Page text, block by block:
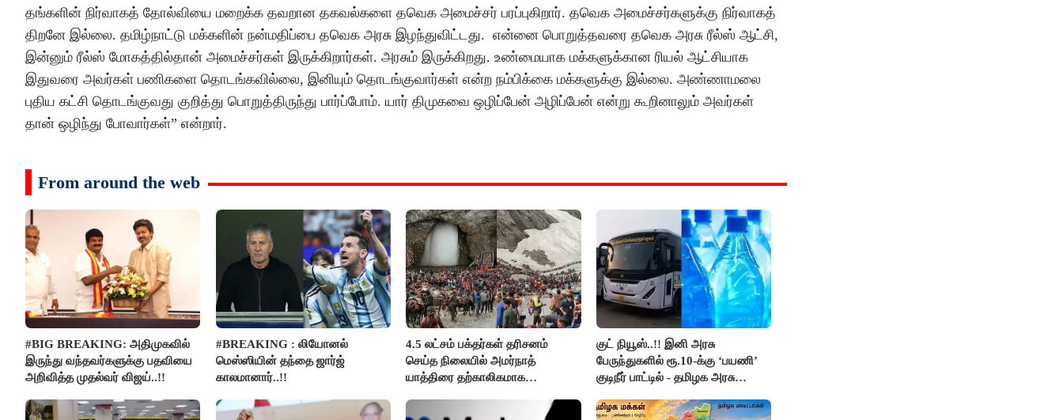
தங்களின் நிர்வாகத் தோல்வியை மறைக்க தவறான தகவல்களை தவெக அமைச்சர் பரப்புகிறார். தவெக அமைச்சர்களுக்கு நிர்வாகத்
திறனே இல்லை. தமிழ்நாட்டு மக்களின் நன்மதிப்பை தவெக அரசு இழந்துவிட்டது. என்னை பொறுத்தவரை தவெக அரசு ரீல்ஸ் ஆட்சி,
இன்னும் ரீல்ஸ் மோகத்தில்தான் அமைச்சர்கள் இருக்கிறார்கள். அரசும் இருக்கிறது. உண்மையாக மக்களுக்கான ரியல் ஆட்சியாக
இதுவரை அவர்கள் பணிகளை தொடங்கவில்லை, இனியும் தொடங்குவார்கள் என்ற நம்பிக்கை மக்களுக்கு இல்லை. அண்ணாமலை
புதிய கட்சி தொடங்குவது குறித்து பொறுத்திருந்து பார்ப்போம். யார் திமுகவை ஒழிப்பேன் அழிப்பேன் என்று கூறினாலும் அவர்கள்
தான் ஒழிந்து போவார்கள்” என்றார்.
From around the web
#BIG BREAKING: அதிமுகவில்
இருந்து வந்தவர்களுக்கு பதவியை
அறிவித்த முதல்வர் விஜய்..!!
#BREAKING : லியோனல்
மெஸ்ஸியின் தந்தை ஜார்ஜ்
காலமானார்..!!
4.5 லட்சம் பக்தர்கள் தரிசனம்
செய்த நிலையில் அமர்நாத்
யாத்திரை தற்காலிகமாக
குட் நியூஸ்..!! இனி அரசு
பேருந்துகளில் ரூ.10-க்கு ‘பயணி’
குடிநீர் பாட்டில் - தமிழக அரசு